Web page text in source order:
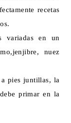
recetas
variadas en un
nuez
pies juntillas, la
primar en la